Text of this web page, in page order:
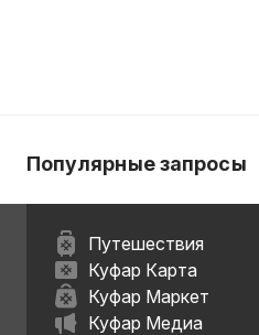
Популярные запросы
Путешествия
Куфар Карта
Куфар Маркет
Куфар Медиа